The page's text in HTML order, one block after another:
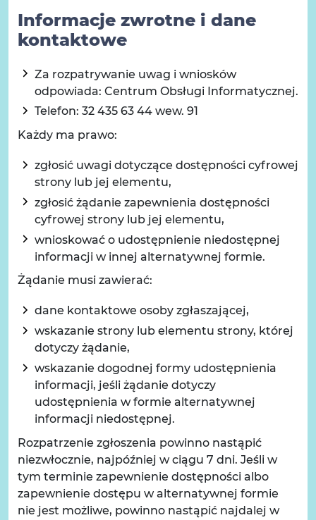
Informacje zwrotne i dane
kontaktowe
Za rozpatrywanie uwag i wniosków
odpowiada: Centrum Obsługi Informatycznej.
Telefon: 32 435 63 44 wew. 91
Każdy ma prawo:
zgłosić uwagi dotyczące dostępności cyfrowej
strony lub jej elementu,
zgłosić żądanie zapewnienia dostępności
cyfrowej strony lub jej elementu,
wnioskować o udostępnienie niedostępnej
informacji w innej alternatywnej formie.
Żądanie musi zawierać:
dane kontaktowe osoby zgłaszającej,
wskazanie strony lub elementu strony, której
dotyczy żądanie,
wskazanie dogodnej formy udostępnienia
informacji, jeśli żądanie dotyczy
udostępnienia w formie alternatywnej
informacji niedostępnej.
Rozpatrzenie zgłoszenia powinno nastąpić
niezwłocznie, najpóźniej w ciągu 7 dni. Jeśli w
tym terminie zapewnienie dostępności albo
zapewnienie dostępu w alternatywnej formie
nie jest możliwe, powinno nastąpić najdalej w